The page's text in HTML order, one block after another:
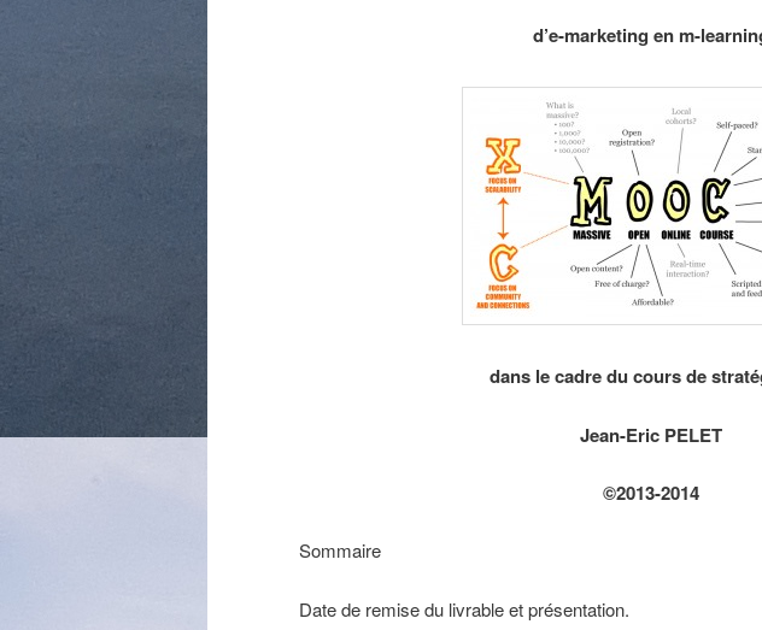
d’e-marketing en m-
dans le cadre du cours de
Jean-Eric PELET
©2013-2014
Sommaire
Date de remise du livrable et présentation.